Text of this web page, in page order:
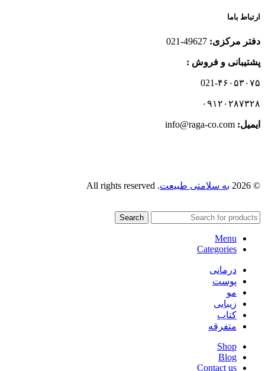
ارتباط باما
دفتر مرکزی:
پشتیبانی و فروش :
021-۴۶۰۵۳۰۷۵
۰۹۱۲۰۲۸۷۳۲۸
ایمیل:‌
© 2026 به سلامتی طبیعت. All rights reserved
Search
Menu
Categories
درمانی
پوست
مو
زیبایی
کتاب
متفرقه
Shop
Blog
Contact us